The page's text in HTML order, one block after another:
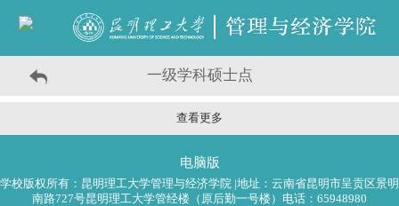
一级学科硕士点
查看更多
电脑版
学校版权所有：昆明理工大学管理与经济学院 |地址：云南省昆明市呈贡区景明
南路727号昆明理工大学管经楼（原后勤一号楼）电话：65948980